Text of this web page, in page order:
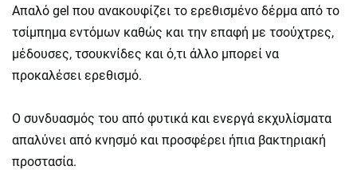
Απαλό gel που ανακουφίζει το ερεθισμένο δέρμα από το
τσίμπημα εντόμων καθώς και την επαφή με τσούχτρες,
μέδουσες, τσουκνίδες και ό,τι άλλο μπορεί να
προκαλέσει ερεθισμό.
Ο συνδυασμός του από φυτικά και ενεργά εκχυλίσματα
απαλύνει από κνησμό και προσφέρει ήπια βακτηριακή
προστασία.